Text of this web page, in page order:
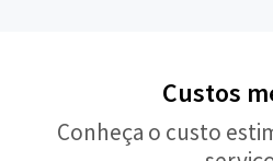
Custos
Conheça o custo